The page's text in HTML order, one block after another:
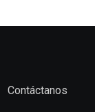
Contáctanos